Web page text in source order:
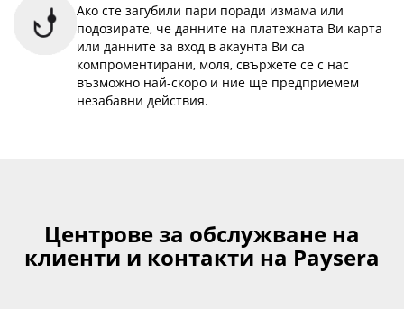
Ако сте загубили пари поради измама или
подозирате, че данните на платежната Ви карта
или данните за вход в акаунта Ви са
компроментирани, моля, свържете се с нас
възможно най-скоро и ние ще предприемем
незабавни действия.
Центрове за обслужване на
клиенти и контакти на Paysera